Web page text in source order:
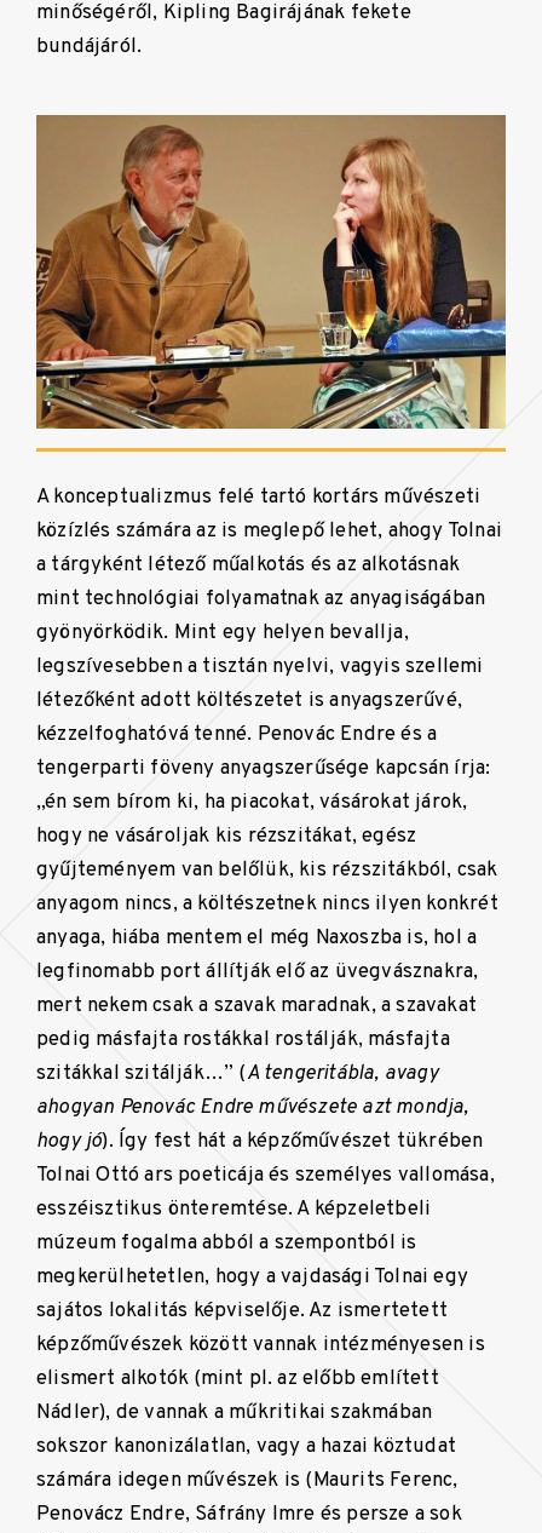
minőségéről, Kipling Bagirájának fekete
bundájáról.
A konceptualizmus felé tartó kortárs művészeti
közízlés számára az is meglepő lehet, ahogy Tolnai
a tárgyként létező műalkotás és az alkotásnak
mint technológiai folyamatnak az anyagiságában
gyönyörködik. Mint egy helyen bevallja,
legszívesebben a tisztán nyelvi, vagyis szellemi
létezőként adott költészetet is anyagszerűvé,
kézzelfoghatóvá tenné. Penovác Endre és a
tengerparti föveny anyagszerűsége kapcsán írja:
„én sem bírom ki, ha piacokat, vásárokat járok,
hogy ne vásároljak kis rézszitákat, egész
gyűjteményem van belőlük, kis rézszitákból, csak
anyagom nincs, a költészetnek nincs ilyen konkrét
anyaga, hiába mentem el még Naxoszba is, hol a
legfinomabb port állítják elő az üvegvásznakra,
mert nekem csak a szavak maradnak, a szavakat
pedig másfajta rostákkal rostálják, másfajta
szitákkal szitálják…” (A tengeritábla, avagy
ahogyan Penovác Endre művészete azt mondja,
hogy jó). Így fest hát a képzőművészet tükrében
Tolnai Ottó ars poeticája és személyes vallomása,
esszéisztikus önteremtése. A képzeletbeli
múzeum fogalma abból a szempontból is
megkerülhetetlen, hogy a vajdasági Tolnai egy
sajátos lokalitás képviselője. Az ismertetett
képzőművészek között vannak intézményesen is
elismert alkotók (mint pl. az előbb említett
Nádler), de vannak a műkritikai szakmában
sokszor kanonizálatlan, vagy a hazai köztudat
számára idegen művészek is (Maurits Ferenc,
Penovácz Endre, Sáfrány Imre és persze a sok